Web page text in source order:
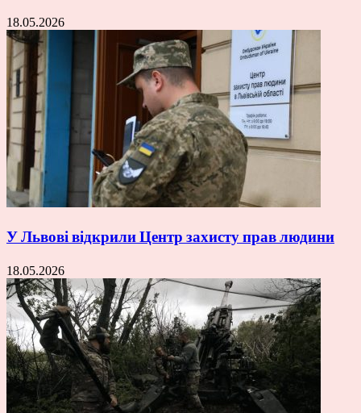
18.05.2026
У Львові відкрили Центр захисту прав людини
18.05.2026